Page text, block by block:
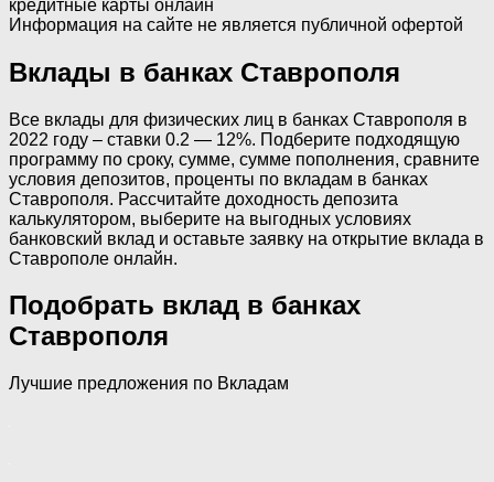
кредитные карты онлайн
Информация на сайте не является публичной офертой
Вклады в банках Ставрополя
Все вклады для физических лиц в банках Ставрополя в
2022 году – ставки 0.2 — 12%. Подберите подходящую
программу по сроку, сумме, суммe пополнения, сравните
условия депозитов, проценты по вкладам в банках
Ставрополя. Рассчитайте доходность депозита
калькулятором, выберите на выгодных условиях
банковский вклад и оставьте заявку на открытие вклада в
Ставрополе онлайн.
Подобрать вклад в банках
Ставрополя
Лучшие предложения по Вкладам